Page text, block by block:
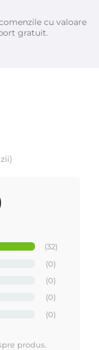
cu valoare
gratuit.
(32)
(0)
(0)
(0)
(0)
produs.